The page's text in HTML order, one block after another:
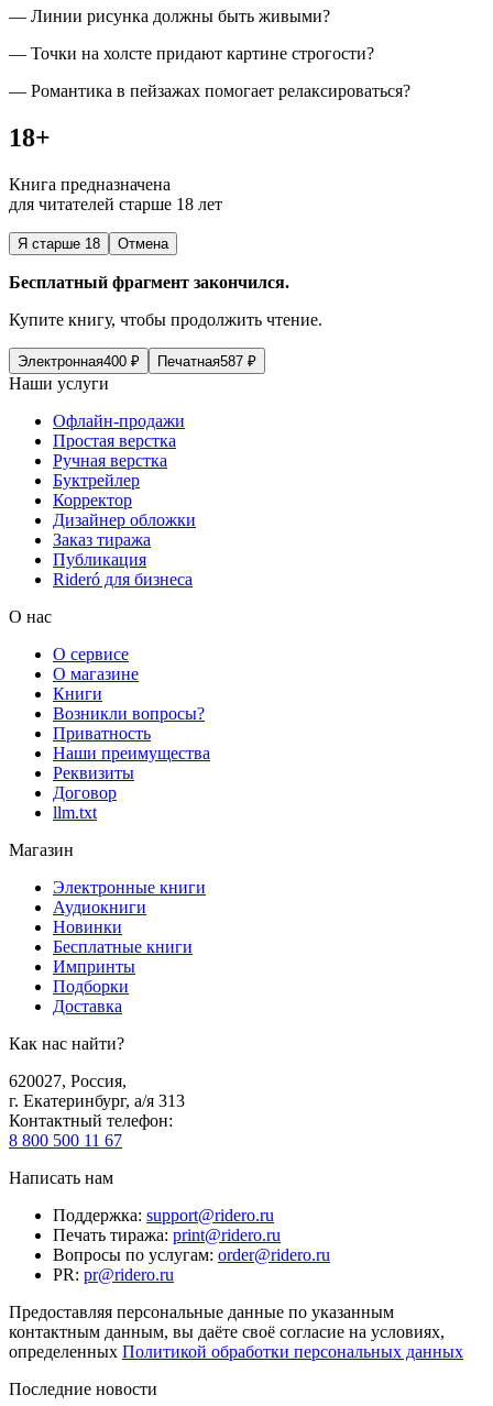
— Линии рисунка должны быть живыми?
— Точки на холсте придают картине строгости?
— Романтика в пейзажах помогает релаксироваться?
18+
Книга предназначена
для читателей старше 18 лет
Я старше 18 Отмена
Бесплатный фрагмент закончился.
Купите книгу, чтобы продолжить чтение.
Электронная400 ₽ Печатная587 ₽
Наши услуги
Офлайн-продажи
Простая верстка
Ручная верстка
Буктрейлер
Корректор
Дизайнер обложки
Заказ тиража
Публикация
Rideró для бизнеса
О нас
О сервисе
О магазине
Книги
Возникли вопросы?
Приватность
Наши преимущества
Реквизиты
Договор
llm.txt
Магазин
Электронные книги
Аудиокниги
Новинки
Бесплатные книги
Импринты
Подборки
Доставка
Как нас найти?
620027, Россия,
г. Екатеринбург, а/я 313
Контактный телефон:
8 800 500 11 67
Написать нам
Поддержка: support@ridero.ru
Печать тиража: print@ridero.ru
Вопросы по услугам: order@ridero.ru
PR: pr@ridero.ru
Предоставляя персональные данные по указанным
контактным данным, вы даёте своё согласие на условиях,
определенных Политикой обработки персональных данных
Последние новости